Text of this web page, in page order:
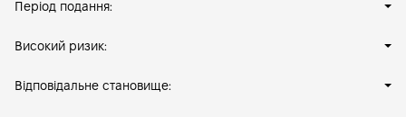
Період подання:
Високий ризик:
Відповідальне становище: